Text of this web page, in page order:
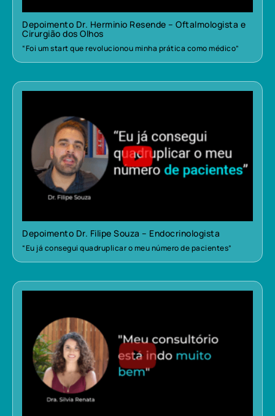
Depoimento Dr. Herminio Resende – Oftalmologista e
Cirurgião dos Olhos
“Foi um start que revolucionou minha prática como médico”
Depoimento Dr. Filipe Souza – Endocrinologista
“Eu já consegui quadruplicar o meu número de pacientes”